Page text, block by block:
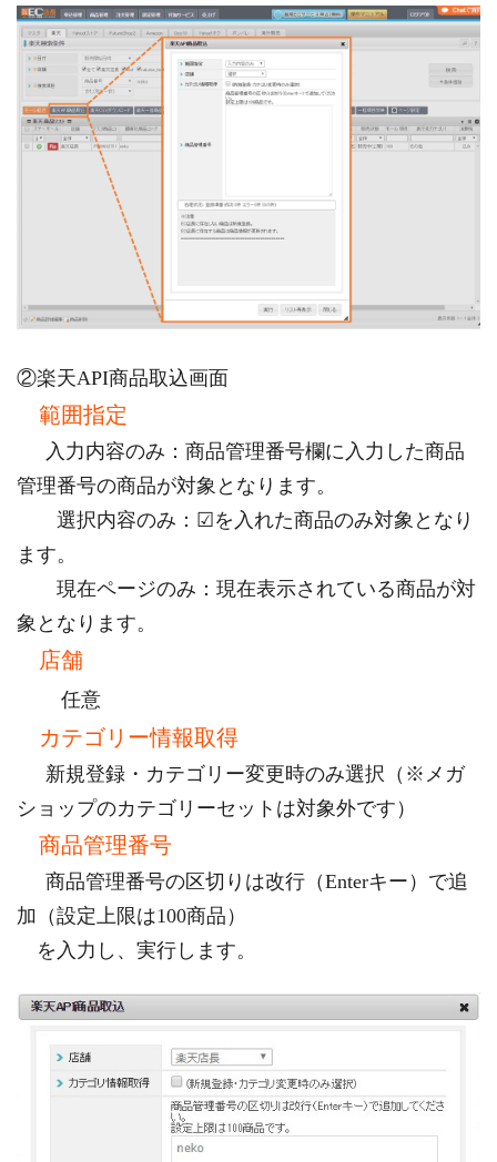
②楽天API商品取込画面
範囲指定
入力内容のみ：商品管理番号欄に入力した商品
管理番号の商品が対象となります。
選択内容のみ：☑を入れた商品のみ対象となり
ます。
現在ページのみ：現在表示されている商品が対
象となります。
店舗
任意
カテゴリー情報取得
新規登録・カテゴリー変更時のみ選択（※メガ
ショップのカテゴリーセットは対象外です）
商品管理番号
商品管理番号の区切りは改行（Enterキー）で追
加（設定上限は100商品）
を入力し、実行します。